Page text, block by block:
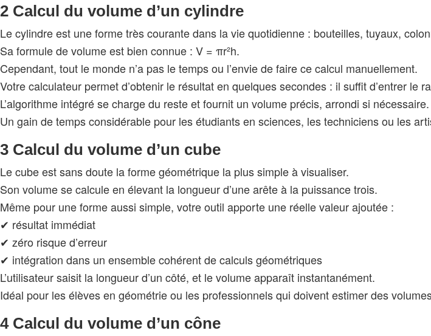
2 Calcul du volume d’un cylindre
Le cylindre est une forme très courante dans la vie quotidienne : bouteilles, tuyaux,
Sa formule de volume est bien connue : V = πr²h.
Cependant, tout le monde n’a pas le temps ou l’envie de faire ce calcul manuellement.
Votre calculateur permet d’obtenir le résultat en quelques secondes : il suffit d’entrer le
L’algorithme intégré se charge du reste et fournit un volume précis, arrondi si nécessaire.
Un gain de temps considérable pour les étudiants en sciences, les techniciens ou les
3 Calcul du volume d’un cube
Le cube est sans doute la forme géométrique la plus simple à visualiser.
Son volume se calcule en élevant la longueur d’une arête à la puissance trois.
Même pour une forme aussi simple, votre outil apporte une réelle valeur ajoutée :
✔ résultat immédiat
✔ zéro risque d’erreur
✔ intégration dans un ensemble cohérent de calculs géométriques
L’utilisateur saisit la longueur d’un côté, et le volume apparaît instantanément.
Idéal pour les élèves en géométrie ou les professionnels qui doivent estimer des
4 Calcul du volume d’un cône